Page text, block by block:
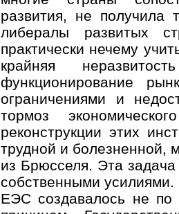
развития, не получила
либералы развитых
практически нечему
крайняя
функционирование
ограничениями и
тормоз
реконструкции этих
трудной и болезненной,
из Брюсселя. Эта
собственными усилиями.
ЕЭС создавалось не по